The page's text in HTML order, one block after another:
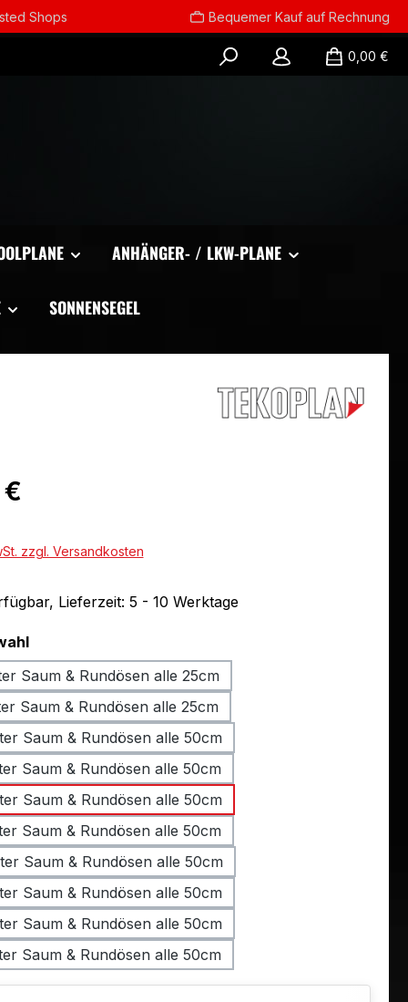
Shops Bequemer Kauf auf Rechnung
0,00 €
ANHÄNGER- / LKW-PLANE
SONNENSEGEL
zzgl. Versandkosten
Lieferzeit: 5 - 10 Werktage
auswählen
Saum & Rundösen alle 25cm
Saum & Rundösen alle 25cm
Saum & Rundösen alle 50cm
Saum & Rundösen alle 50cm
Saum & Rundösen alle 50cm
Saum & Rundösen alle 50cm
Saum & Rundösen alle 50cm
Saum & Rundösen alle 50cm
Saum & Rundösen alle 50cm
Saum & Rundösen alle 50cm